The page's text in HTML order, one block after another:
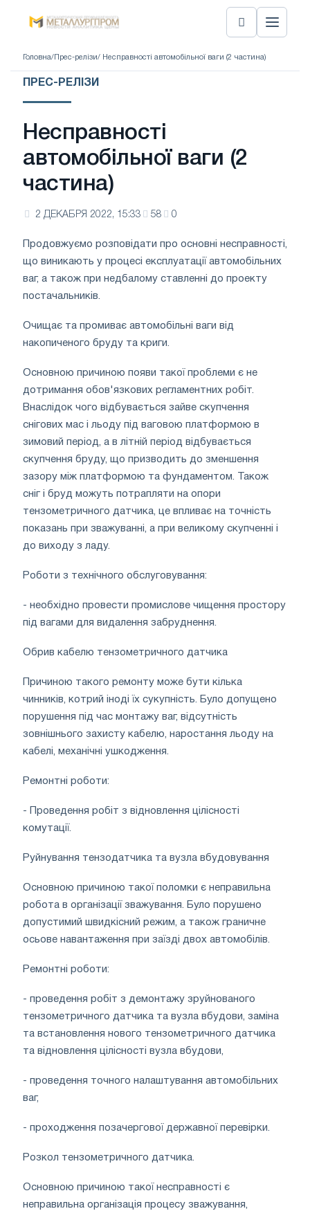
Головна/ Прес-релізи/ Несправності автомобільної ваги (2 частина)
ПРЕС-РЕЛІЗИ
Несправності
автомобільної ваги (2
частина)
2 ДЕКАБРЯ 2022, 15:33 58 0
Продовжуємо розповідати про основні несправності,
що виникають у процесі експлуатації автомобільних
ваг, а також при недбалому ставленні до проекту
постачальників.
Очищає та промиває автомобільні ваги від
накопиченого бруду та криги.
Основною причиною появи такої проблеми є не
дотримання обов'язкових регламентних робіт.
Внаслідок чого відбувається зайве скупчення
снігових мас і льоду під ваговою платформою в
зимовий період, а в літній період відбувається
скупчення бруду, що призводить до зменшення
зазору між платформою та фундаментом. Також
сніг і бруд можуть потрапляти на опори
тензометричного датчика, це впливає на точність
показань при зважуванні, а при великому скупченні і
до виходу з ладу.
Роботи з технічного обслуговування:
- необхідно провести промислове чищення простору
під вагами для видалення забруднення.
Обрив кабелю тензометричного датчика
Причиною такого ремонту може бути кілька
чинників, котрий іноді їх сукупність. Було допущено
порушення під час монтажу ваг, відсутність
зовнішнього захисту кабелю, наростання льоду на
кабелі, механічні ушкодження.
Ремонтні роботи:
- Проведення робіт з відновлення цілісності
комутації.
Руйнування тензодатчика та вузла вбудовування
Основною причиною такої поломки є неправильна
робота в організації зважування. Було порушено
допустимий швидкісний режим, а також граничне
осьове навантаження при заїзді двох автомобілів.
Ремонтні роботи:
- проведення робіт з демонтажу зруйнованого
тензометричного датчика та вузла вбудови, заміна
та встановлення нового тензометричного датчика
та відновлення цілісності вузла вбудови,
- проведення точного налаштування автомобільних
ваг,
- проходження позачергової державної перевірки.
Розкол тензометричного датчика.
Основною причиною такої несправності є
неправильна організація процесу зважування,